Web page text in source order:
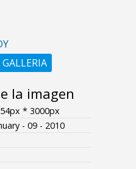
GALLERIA
la imagen
* 3000px
- 09 - 2010